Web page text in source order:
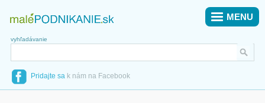
vyhľadávanie
Pridajte sa k nám na Facebook
MENU